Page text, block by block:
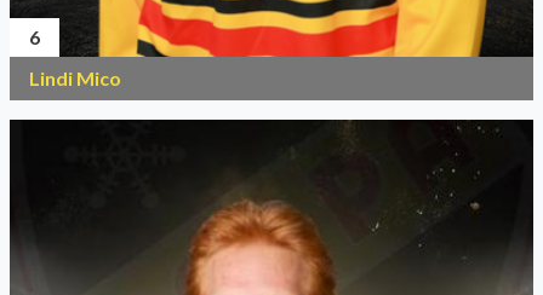
6
Lindi Mico